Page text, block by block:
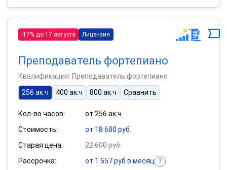
-17% до 17 августа Лицензия
Преподаватель фортепиано
Квалификация: Преподаватель фортепиано
256 ак.ч
400 ак.ч 800 ак.ч Сравнить
Кол-во часов:
от 256 ак.ч
Стоимость:
от 18 680 руб.
Старая цена:
22 600 руб.
Рассрочка:
от 1 557 руб в месяц